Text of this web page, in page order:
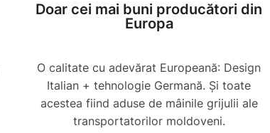
Doar cei mai buni producători din
Europa
O calitate cu adevărat Europeană: Design
Italian + tehnologie Germană. Și toate
acestea fiind aduse de mâinile grijulii ale
transportatorilor moldoveni.